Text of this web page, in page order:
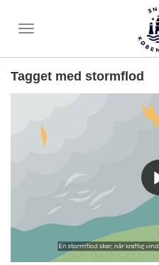
Toggle
Tagget med stormflod